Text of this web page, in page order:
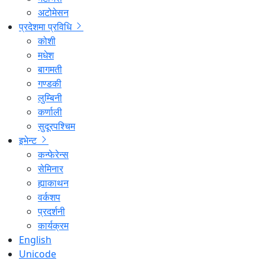
अटोमेसन
प्रदेशमा प्रविधि
कोशी
मधेश
बागमती
गण्डकी
लुम्बिनी
कर्णाली
सुदूरपश्चिम
इभेन्ट
कन्फेरेन्स
सेमिनार
ह्याकाथन
वर्कशप
प्रदर्शनी
कार्यक्रम
English
Unicode